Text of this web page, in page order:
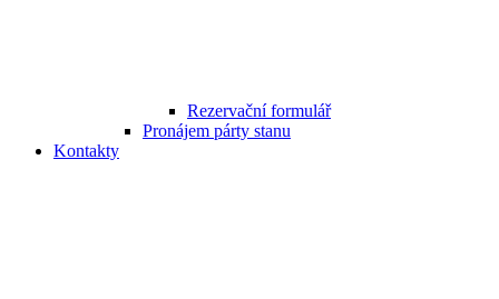
Rezervační formulář
Pronájem párty stanu
Kontakty